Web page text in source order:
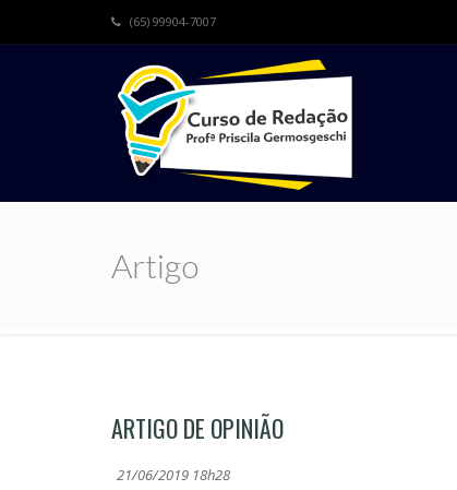
(65) 99904-7007
Artigo
ARTIGO DE OPINIÃO
21/06/2019 18h28